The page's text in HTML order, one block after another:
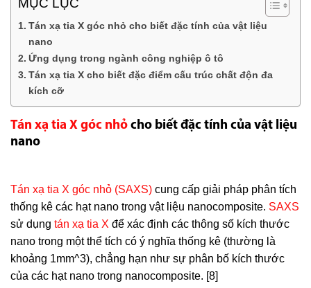
MỤC LỤC
Tán xạ tia X góc nhỏ cho biết đặc tính của vật liệu
nano
Ứng dụng trong ngành công nghiệp ô tô
Tán xạ tia X cho biết đặc điểm cấu trúc chất độn đa
kích cỡ
Tán xạ tia X góc nhỏ cho biết đặc tính của vật liệu
nano
Tán xạ tia X góc nhỏ (SAXS) cung cấp giải pháp phân tích
thống kê các hạt nano trong vật liệu nanocomposite. SAXS
sử dụng tán xạ tia X để xác định các thông số kích thước
nano trong một thể tích có ý nghĩa thống kê (thường là
khoảng 1mm^3), chẳng hạn như sự phân bố kích thước
của các hạt nano trong nanocomposite. [8]